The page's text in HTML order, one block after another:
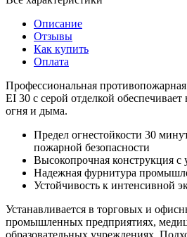
Описание
Отзывы
Как купить
Оплата
Профессиональная противопожарная
EI 30 с серой отделкой
огня и дыма.
Предел огнестойкости 30
пожарной безопасности
Высокопрочная конструкция
Надежная фурнитура
Устойчивость к интенсивной
Устанавливается в торговых и
промышленных предприятиях,
образовательных учреждениях.